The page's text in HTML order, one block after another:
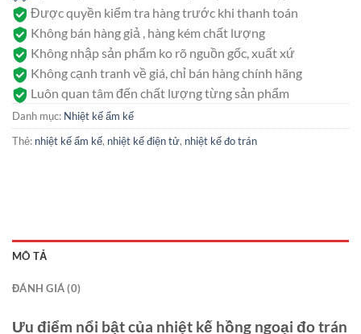
Được quyền kiểm tra hàng trước khi thanh toán
Không bán hàng giả , hàng kém chất lượng
Không nhập sản phẩm ko rõ nguồn gốc, xuất xứ
Không cạnh tranh về giá, chỉ bán hàng chính hãng
Luôn quan tâm đến chất lượng từng sản phẩm
Danh mục: Nhiệt kế ẩm kế
Thẻ: nhiệt kế ẩm kế, nhiệt kế điện tử, nhiệt kế đo trán
MÔ TẢ
ĐÁNH GIÁ (0)
Ưu điểm nổi bật của nhiệt kế hồng ngoại đo trán